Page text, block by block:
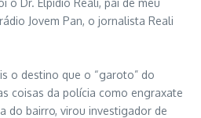
o Dr. Elpídio Reali, pai de meu
Jovem Pan, o jornalista Reali
o destino que o “garoto” do
coisas da polícia como engraxate
do bairro, virou investigador de